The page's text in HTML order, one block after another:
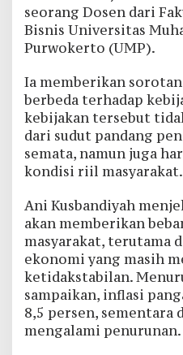
seorang Dosen dari
Bisnis Universitas
Purwokerto (UMP).
Ia memberikan
berbeda terhadap
kebijakan tersebut
dari sudut pandang
semata, namun juga
kondisi riil masyarakat.
Ani Kusbandiyah
akan memberikan
masyarakat, terutama
ekonomi yang masih
ketidakstabilan.
sampaikan, inflasi
8,5 persen, sementara
mengalami penurunan.